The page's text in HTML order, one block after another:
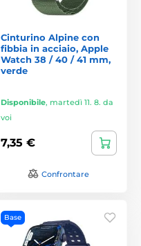
Cinturino Alpine con
fibbia in acciaio, Apple
Watch 38 / 40 / 41 mm,
verde
Disponibile, martedì 11. 8. da
voi
7,35 €
Confrontare
Base